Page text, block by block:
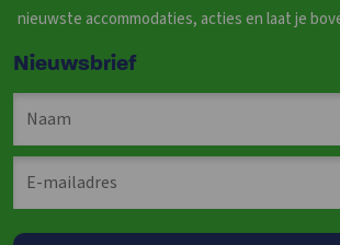
nieuwste accommodaties, acties en laat je
Nieuwsbrief